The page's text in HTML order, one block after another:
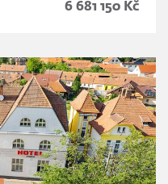
6 681 150 Kč